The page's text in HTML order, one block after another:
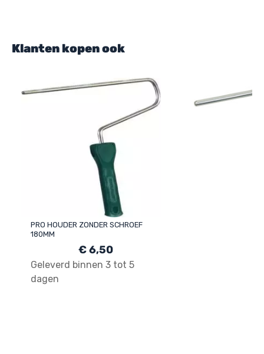
Klanten kopen ook
PRO HOUDER ZONDER SCHROEF
180MM
€ 6,50
Geleverd binnen 3 tot 5
dagen